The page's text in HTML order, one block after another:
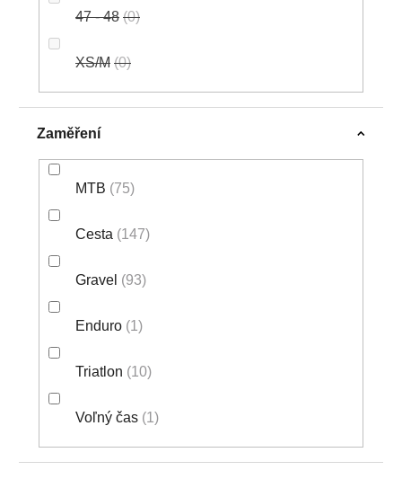
47 - 48 0
XS/M 0
Zaměření
MTB 75
Cesta 147
Gravel 93
Enduro 1
Triatlon 10
Voľný čas 1